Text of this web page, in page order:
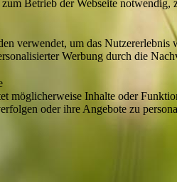
Betrieb der Webseite
verwendet, um das
Werbung durch die
möglicherweise Inhalte oder
oder ihre Angebote zu